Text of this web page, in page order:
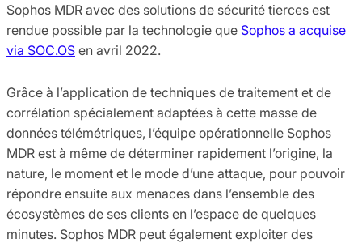
Sophos MDR avec des solutions de sécurité tierces est
rendue possible par la technologie que Sophos a acquise
via SOC.OS en avril 2022.
Grâce à l’application de techniques de traitement et de
corrélation spécialement adaptées à cette masse de
données télémétriques, l’équipe opérationnelle Sophos
MDR est à même de déterminer rapidement l’origine, la
nature, le moment et le mode d’une attaque, pour pouvoir
répondre ensuite aux menaces dans l’ensemble des
écosystèmes de ses clients en l’espace de quelques
minutes. Sophos MDR peut également exploiter des